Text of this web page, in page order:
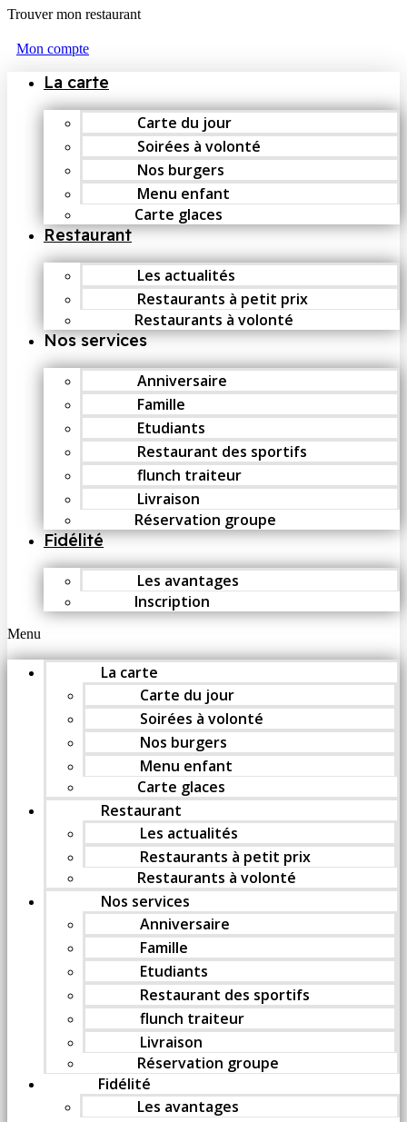
Trouver mon restaurant
Mon compte
La carte
Carte du jour
Soirées à volonté
Nos burgers
Menu enfant
Carte glaces
Restaurant
Les actualités
Restaurants à petit prix
Restaurants à volonté
Nos services
Anniversaire
Famille
Etudiants
Restaurant des sportifs
flunch traiteur
Livraison
Réservation groupe
Fidélité
Les avantages
Inscription
Menu
La carte
Carte du jour
Soirées à volonté
Nos burgers
Menu enfant
Carte glaces
Restaurant
Les actualités
Restaurants à petit prix
Restaurants à volonté
Nos services
Anniversaire
Famille
Etudiants
Restaurant des sportifs
flunch traiteur
Livraison
Réservation groupe
Fidélité
Les avantages